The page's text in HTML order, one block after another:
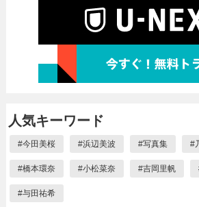
人気キーワード
#今田美桜 #浜辺美波 #写真集 #
#橋本環奈 #小松菜奈 #吉岡里帆
#与田祐希